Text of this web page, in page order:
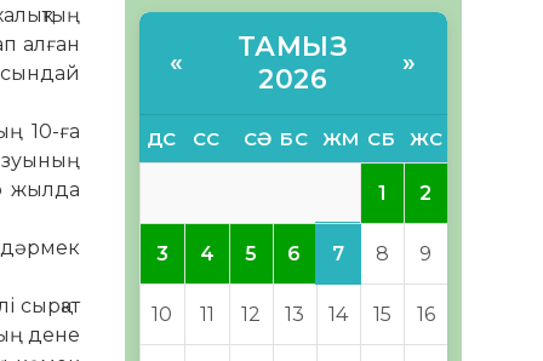
ал­ған
10-ға
жылда
дәрмек
сырқат
дене
«
ТАМЫЗ
2026
»
ДС СС СӘ БС ЖМ СБ ЖС
1 2
3 4 5 6 7 8 9
10 11 12 13 14 15 16